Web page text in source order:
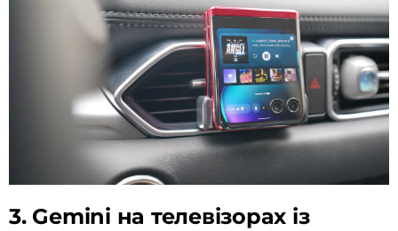
3. Gemini на телевізорах із